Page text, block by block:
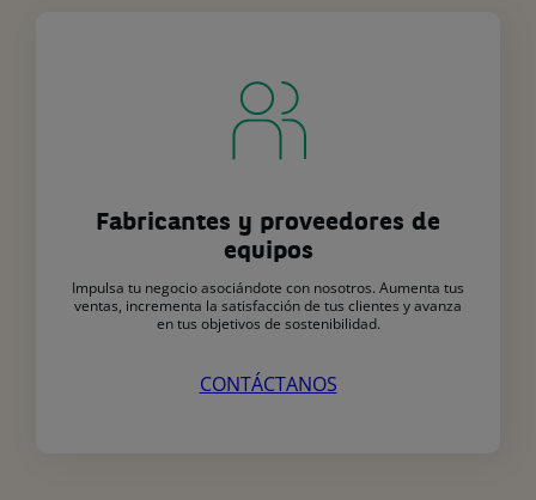
Fabricantes y proveedores de
equipos
Impulsa tu negocio asociándote con nosotros. Aumenta tus
ventas, incrementa la satisfacción de tus clientes y avanza
en tus objetivos de sostenibilidad.
CONTÁCTANOS